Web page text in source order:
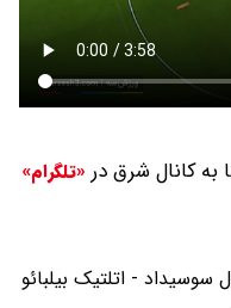
به کانال شرق در «تلگرام»
سوسیداد - اتلتیک بیلبائو